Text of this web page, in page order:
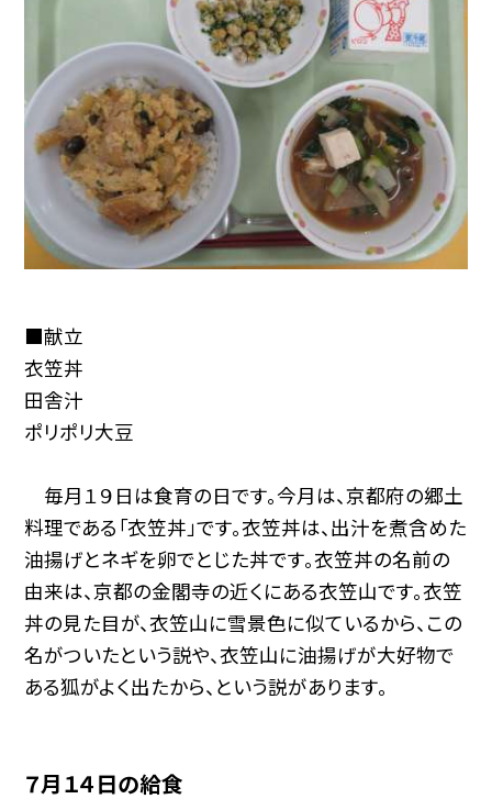
■献立
衣笠丼
田舎汁
ポリポリ大豆
毎月１９日は食育の日です。今月は、京都府の郷土
料理である「衣笠丼」です。衣笠丼は、出汁を煮含めた
油揚げとネギを卵でとじた丼です。衣笠丼の名前の
由来は、京都の金閣寺の近くにある衣笠山です。衣笠
丼の見た目が、衣笠山に雪景色に似ているから、この
名がついたという説や、衣笠山に油揚げが大好物で
ある狐がよく出たから、という説があります。
７月１４日の給食